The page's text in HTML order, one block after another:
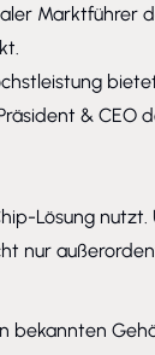
Marktführer
& CEO
Lösung
nur